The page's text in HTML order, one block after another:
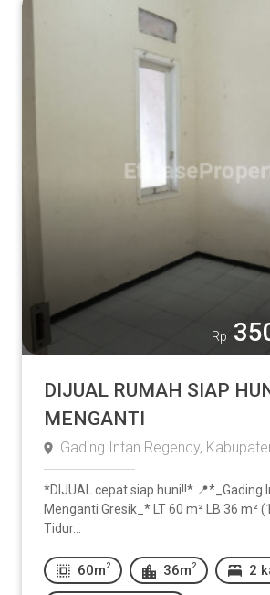
Rp
DIJUAL RUMAH SIAP
MENGANTI
Gading Intan Regency,
*DIJUAL cepat siap huni!!* 📍*_Gading
Menganti Gresik_* LT 60 m² LB 36 m²
Tidur...
60m 2 36m 2 2